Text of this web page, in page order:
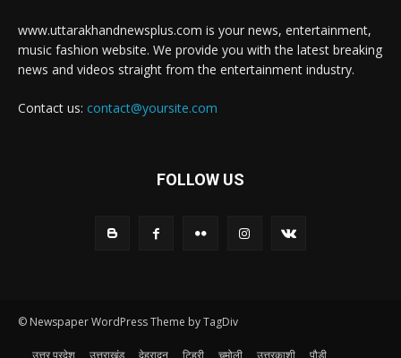
www.uttarakhandnewsplus.com is your news, entertainment,
music fashion website. We provide you with the latest breaking
news and videos straight from the entertainment industry.
Contact us: contact@yoursite.com
FOLLOW US
© Newspaper WordPress Theme by TagDiv